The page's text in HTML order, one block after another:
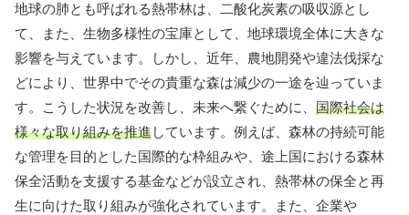
地球の肺とも呼ばれる熱帯林は、二酸化炭素の吸収源とし
て、また、生物多様性の宝庫として、地球環境全体に大きな
影響を与えています。しかし、近年、農地開発や違法伐採な
どにより、世界中でその貴重な森は減少の一途を辿っていま
す。こうした状況を改善し、未来へ繋ぐために、 国際社会は
様々な取り組みを推進しています。例えば、森林の持続可能
な管理を目的とした国際的な枠組みや、途上国における森林
保全活動を支援する基金などが設立され、熱帯林の保全と再
生に向けた取り組みが強化されています。また、企業や